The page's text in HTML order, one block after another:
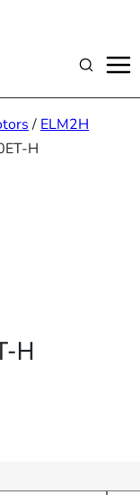
Suchen
/ ELM2H
H
H